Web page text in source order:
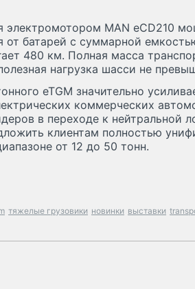
электромотором MAN eCD210
от батарей с суммарной
480 км. Полная масса
нагрузка шасси не
eTGM значительно
коммерческих
в переходе к нейтральной
клиентам полностью
от 12 до 50 тонн.
тяжелые грузовики новинки выставки